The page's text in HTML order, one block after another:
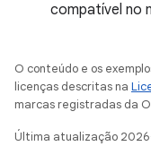
compatível no
O conteúdo e os
licenças descritas na
marcas registradas da
Última atualização